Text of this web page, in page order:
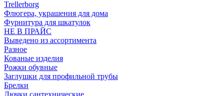
Trellerborg
Флюгера, украшения для дома
Фурнитура для шкатулок
НЕ В ПРАЙС
Выведено из ассортимента
Разное
Кованые изделия
Рожки обувные
Заглушки для профильной трубы
Брелки
Лючки сантехнические